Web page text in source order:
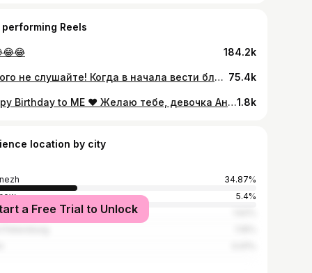
performing Reels
184.2k
Никого не слушайте! Когда в начала вести блог , многие осуждали, смеялись, думали, что я занимаюсь херней!!! В итоге, я зарабатываю деньги на все свои «хочу» , не завишу от детских выплат и зарплаты мужа. 🙌🏼 75.4k
Happy Birthday to ME ❤️ Желаю тебе, девочка Аня , переть как танк 👌🏼😄 26 лет пролетели как один миг.. И как говорит моя бабушка: жизнь - одно мгновение! Это действительно так, давайте будем ценить каждый прожитый день ❣️1.8k
location by city
34.87%
5.4%
a Free Trial to Unlock